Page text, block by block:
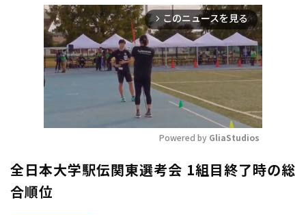
arrow_forward_ios このニュースを見る
Mute
Powered by GliaStudios
全日本大学駅伝関東選考会 1組目終了時の総
合順位